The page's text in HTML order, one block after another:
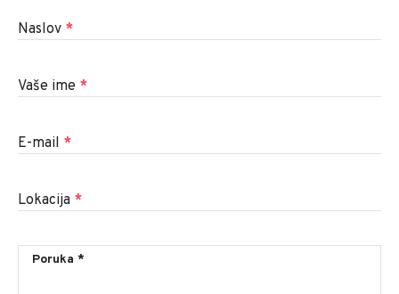
Naslov *
Vaše ime *
E-mail *
Lokacija *